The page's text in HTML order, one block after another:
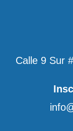
Calle 9 Sur